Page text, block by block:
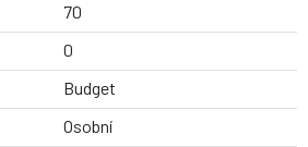
70
0
Budget
Osobní